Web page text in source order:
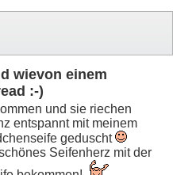
wievon einem
:-)
und sie riechen
entspannt mit meinem
geduscht
Seifenherz mit der